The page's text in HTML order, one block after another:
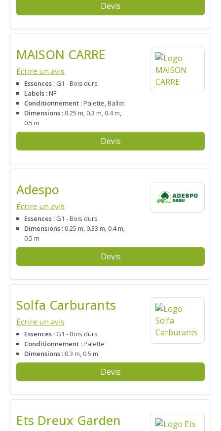
Devis
MAISON CARRE
Écrire un avis
Essences : G1 - Bois durs
Labels :NF
Conditionnement :Palette, Ballot
Dimensions : 0.25 m, 0.3 m, 0.4 m,
0.5 m
Devis
Adespo
Écrire un avis
Essences : G1 - Bois durs
Dimensions : 0.25 m, 0.33 m, 0.4 m,
0.5 m
Devis
Solfa Carburants
Écrire un avis
Essences : G1 - Bois durs
Conditionnement :Palette
Dimensions : 0.3 m, 0.5 m
Devis
Ets Dreux Garden